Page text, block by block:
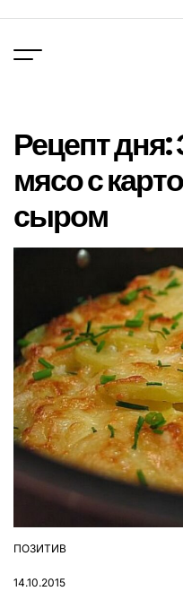
вмісту
Рецепт
мясо с
сыром
ОПУБЛІКУВАТИ
ПОЗИТИВ
14.10.2015